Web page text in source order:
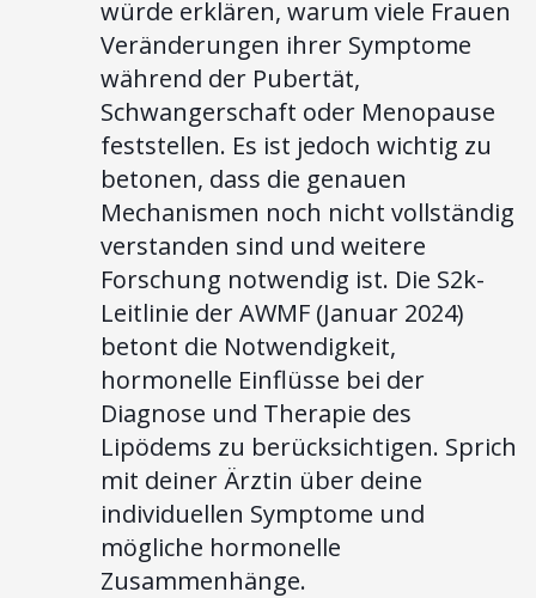
würde erklären, warum viele Frauen
Veränderungen ihrer Symptome
während der Pubertät,
Schwangerschaft oder Menopause
feststellen. Es ist jedoch wichtig zu
betonen, dass die genauen
Mechanismen noch nicht vollständig
verstanden sind und weitere
Forschung notwendig ist. Die S2k-
Leitlinie der AWMF (Januar 2024)
betont die Notwendigkeit,
hormonelle Einflüsse bei der
Diagnose und Therapie des
Lipödems zu berücksichtigen. Sprich
mit deiner Ärztin über deine
individuellen Symptome und
mögliche hormonelle
Zusammenhänge.